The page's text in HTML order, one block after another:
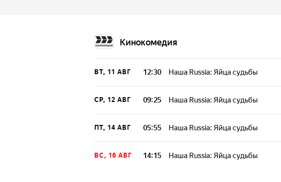
Кинокомедия
ВТ, 11 АВГ 12:30 Наша Russia: Яйца судьбы
СР, 12 АВГ 09:25 Наша Russia: Яйца судьбы
ПТ, 14 АВГ 05:55 Наша Russia: Яйца судьбы
ВС, 16 АВГ 14:15 Наша Russia: Яйца судьбы